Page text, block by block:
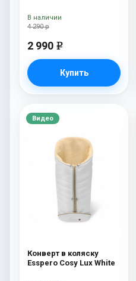
4 290 р
2 990 e
Купить
В наличии
Видео
Конверт в коляску
Esspero Cosy Lux White